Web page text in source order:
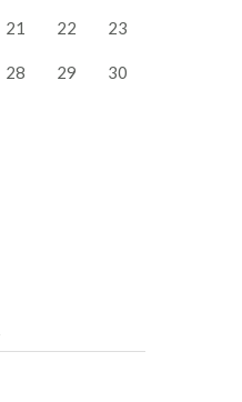
21 22 23
28 29 30